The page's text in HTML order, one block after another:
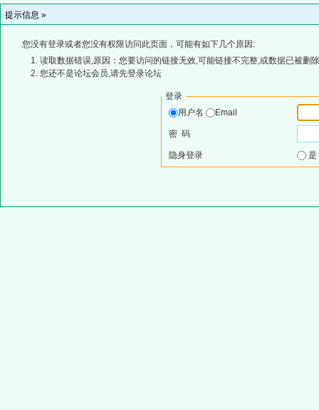
提示信息 »
您没有登录或者您没有权限访问此页面，可能有如下几个原因:
读取数据错误,原因：您要访问的链接无效,可能链接不完整,或数据已被删
您还不是论坛会员,请先登录论坛
登录
用户名
Email
密 码
隐身登录